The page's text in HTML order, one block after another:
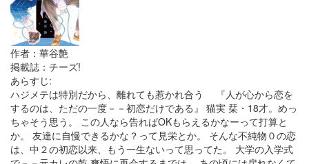
作者：華谷艶
掲載誌：チーズ!
あらすじ:
ハジメテは特別だから、離れても惹かれ合う 『人が心から恋を
するのは、ただの一度－－初恋だけである』 猫実 栞・18才。めっ
ちゃそう思う。 この人なら告ればOKもらえるかなーって打算と
か。 友達に自慢できるかな？って見栄とか。 そんな不純物０の恋
は、中２の初恋以来、もう一生ないって思ってた。 大学の入学式